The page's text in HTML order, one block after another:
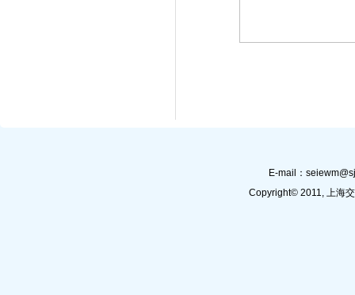
E-mail：
Copyright© 2011, 上海